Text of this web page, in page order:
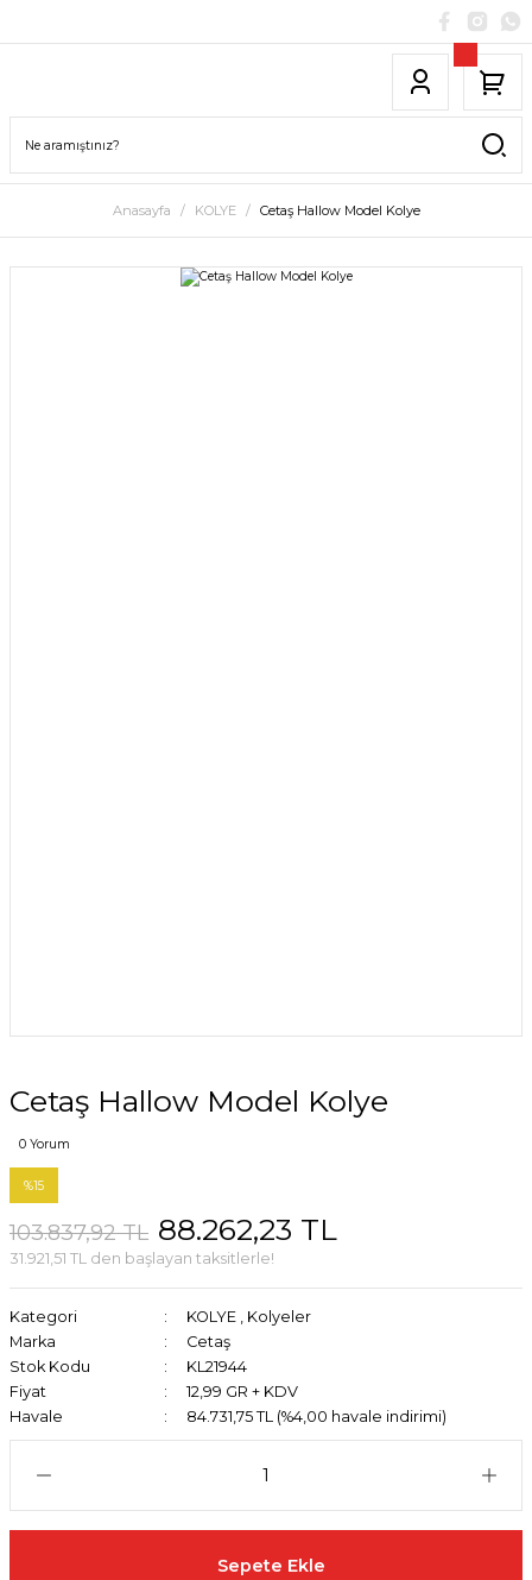
Anasayfa KOLYE Cetaş Hallow Model Kolye
Cetaş Hallow Model Kolye
0 Yorum
%15
103.837,92 TL 88.262,23 TL
31.921,51 TL den başlayan taksitlerle!
Kategori KOLYE , Kolyeler
Marka
Cetaş
Stok Kodu
KL21944
Fiyat
12,99 GR + KDV
Havale
84.731,75 TL (%4,00 havale indirimi)
Sepete Ekle